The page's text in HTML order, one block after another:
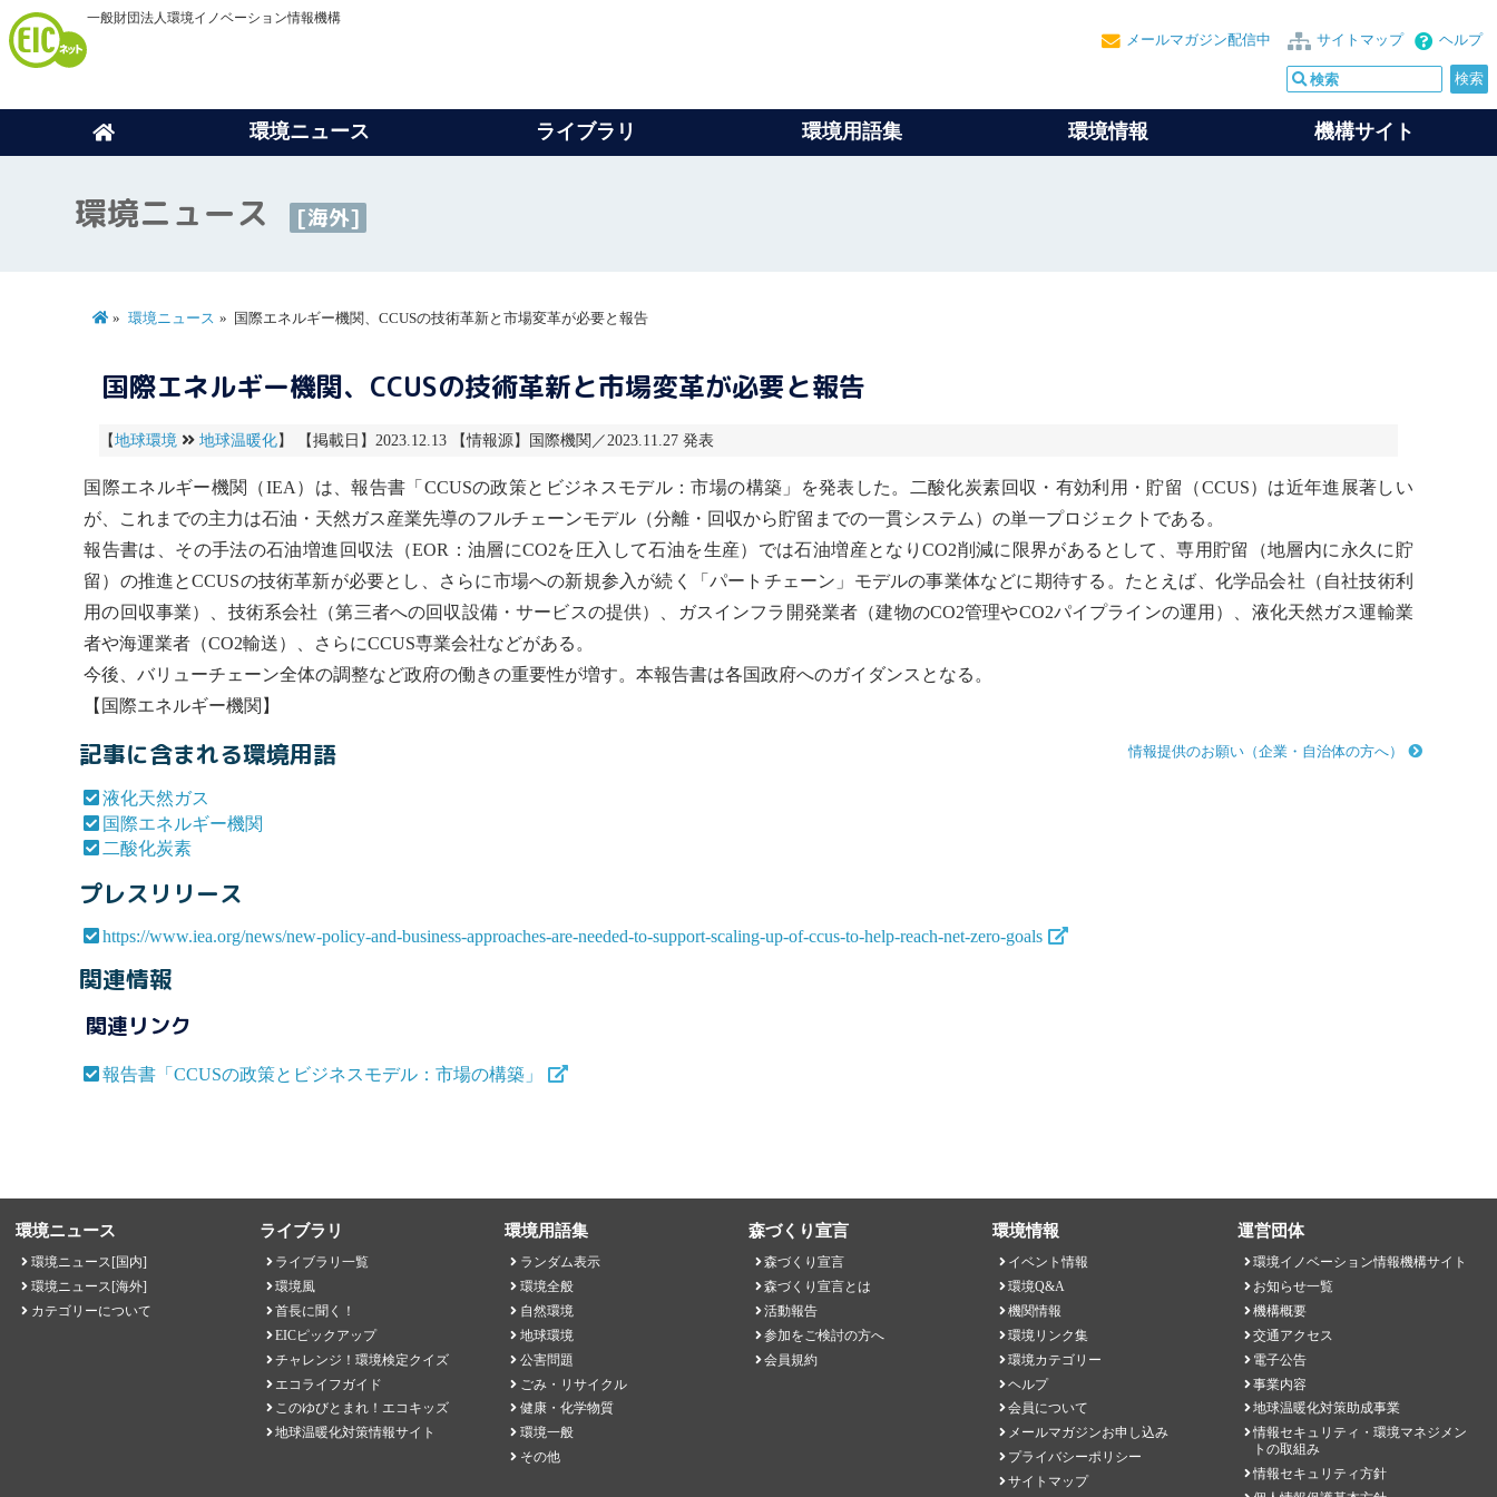
一般財団法人環境イノベーション情報機構
ヘルプ
サイトマップ
メールマガジン配信中
環境ニュース ライブラリ 環境用語集 環境情報 機構サイト
環境ニュース [海外]
環境ニュース 国際エネルギー機関、CCUSの技術革新と市場変革が必要と報告
国際エネルギー機関、CCUSの技術革新と市場変革が必要と報告
【地球環境 地球温暖化】 【掲載日】2023.12.13 【情報源】国際機関／2023.11.27 発表
国際エネルギー機関 （IEA）は、報告書「CCUSの政策とビジネスモデル：市場の構築」を発表した。 二酸化炭素回収・有効利用・貯留（CCUS）は近年進展著しい
が、これまでの主力は石油・天然ガス産業先導のフルチェーンモデル（分離・回収から貯留までの一貫システム）の単一プロジェクトである。
報告書は、その手法の石油増進回収法（EOR：油層にCO2を圧入して石油を生産）では石油増産となりCO2削減に限界があるとして、専用貯留（地層内に永久に貯
留）の推進とCCUSの技術革新が必要とし、さらに市場への新規参入が続く「パートチェーン」モデルの事業体などに期待する。たとえば、化学品会社（自社技術利
用の回収事業）、技術系会社（第三者への回収設備・サービスの提供）、ガスインフラ開発業者（建物のCO2管理やCO2パイプラインの運用）、 液化天然ガス運輸業
者や海運業者（CO2輸送）、さらにCCUS専業会社などがある。
今後、バリューチェーン全体の調整など政府の働きの重要性が増す。本報告書は各国政府へのガイダンスとなる。
【 国際エネルギー機関 】
情報提供のお願い（企業・自治体の方へ）
記事に含まれる環境用語
液化天然ガス
国際エネルギー機関
二酸化炭素
プレスリリース
https://www.iea.org/news/new-policy-and-business-approaches-are-needed-to-support-scaling-up-of-ccus-to-help-reach-net-zero-goals
関連情報
関連リンク
報告書「CCUSの政策とビジネスモデル：市場の構築」
環境ニュース
環境ニュース[国内]
環境ニュース[海外]
カテゴリーについて
ライブラリ
ライブラリ一覧
環境風
首長に聞く！
EICピックアップ
チャレンジ！環境検定クイズ
エコライフガイド
このゆびとまれ！エコキッズ
地球温暖化対策情報サイト
環境用語集
ランダム表示
環境全般
自然環境
地球環境
公害問題
ごみ・リサイクル
健康・化学物質
環境一般
その他
森づくり宣言
森づくり宣言
森づくり宣言とは
活動報告
参加をご検討の方へ
会員規約
環境情報
イベント情報
環境Q&A
機関情報
環境リンク集
環境カテゴリー
ヘルプ
会員について
メールマガジンお申し込み
プライバシーポリシー
サイトマップ
運営団体
環境イノベーション情報機構サイト
お知らせ一覧
機構概要
交通アクセス
電子公告
事業内容
地球温暖化対策助成事業
情報セキュリティ・環境マネジメン
トの取組み
情報セキュリティ方針